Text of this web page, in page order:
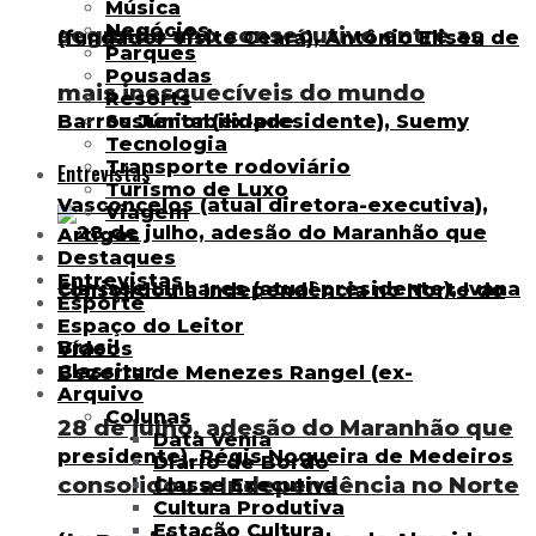
segundo ano consecutivo entre as
mais inesquecíveis do mundo
Entrevistas
28 de julho, adesão do Maranhão que
consolidou a Independência no Norte
Música
Negócios
Parques
Pousadas
Resorts
Sustentabilidade
Tecnologia
Transporte rodoviário
Turismo de Luxo
Viagem
Artigos
Destaques
Entrevistas
Esporte
Espaço do Leitor
Vídeos
Classitur
Arquivo
Colunas
Data Venia
Diário de Bordo
Classe Executiva
Cultura Produtiva
Estação Cultura